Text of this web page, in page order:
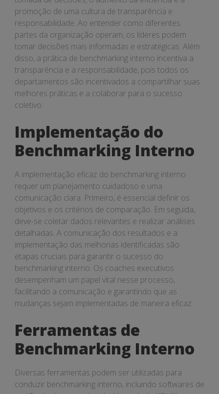
promoção de uma cultura de transparência e
responsabilidade. Ao entender como diferentes
partes da organização operam, os líderes podem
tomar decisões mais informadas e estratégicas. Além
disso, a prática de benchmarking interno incentiva a
transparência e a responsabilidade, pois todos os
departamentos são incentivados a compartilhar suas
melhores práticas e a colaborar para o sucesso
coletivo.
Implementação do
Benchmarking Interno
A implementação eficaz do benchmarking interno
requer um planejamento cuidadoso e uma
comunicação clara. Primeiro, é essencial definir os
objetivos e os critérios de comparação. Em seguida,
deve-se coletar dados relevantes e realizar análises
detalhadas. A comunicação dos resultados e a
implementação das melhorias identificadas são
etapas cruciais para garantir o sucesso do
benchmarking interno. Os coaches executivos
desempenham um papel vital nesse processo,
facilitando a comunicação e garantindo que as
mudanças sejam implementadas de maneira eficaz.
Ferramentas de
Benchmarking Interno
Diversas ferramentas podem ser utilizadas para
conduzir benchmarking interno, incluindo softwares de